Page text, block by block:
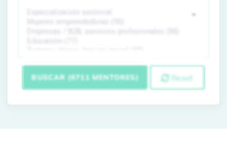
BUSCAR (6711 MENTORES) Reset